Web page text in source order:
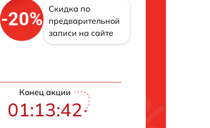
-20%
Скидка по
предварительной
записи на сайте
Конец акции
01:13:41